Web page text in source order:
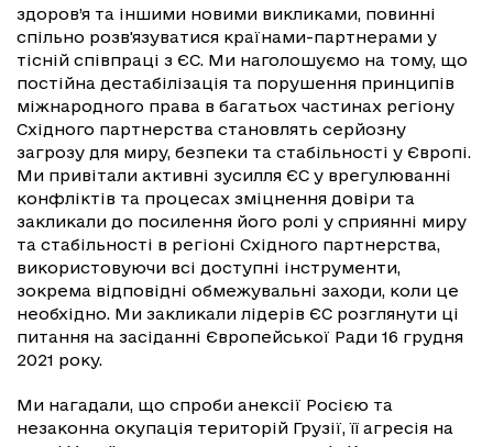
здоров’я та іншими новими викликами, повинні
спільно розв'язуватися країнами-партнерами у
тісній співпраці з ЄС. Ми наголошуємо на тому, що
постійна дестабілізація та порушення принципів
міжнародного права в багатьох частинах регіону
Східного партнерства становлять серйозну
загрозу для миру, безпеки та стабільності у Європі.
Ми привітали активні зусилля ЄС у врегулюванні
конфліктів та процесах зміцнення довіри та
закликали до посилення його ролі у сприянні миру
та стабільності в регіоні Східного партнерства,
використовуючи всі доступні інструменти,
зокрема відповідні обмежувальні заходи, коли це
необхідно. Ми закликали лідерів ЄС розглянути ці
питання на засіданні Європейської Ради 16 грудня
2021 року.
Ми нагадали, що спроби анексії Росією та
незаконна окупація територій Грузії, її агресія на